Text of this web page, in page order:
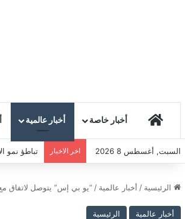
أخبار خاصة أخبار عالمية
السبت, أغسطس 8 2026 اخر الاخبار تباطؤ نمو
الرئيسية / أخبار عالمية / “يو بي إس” يتوصل لاتفاق
أخبار عالمية الرئيسية